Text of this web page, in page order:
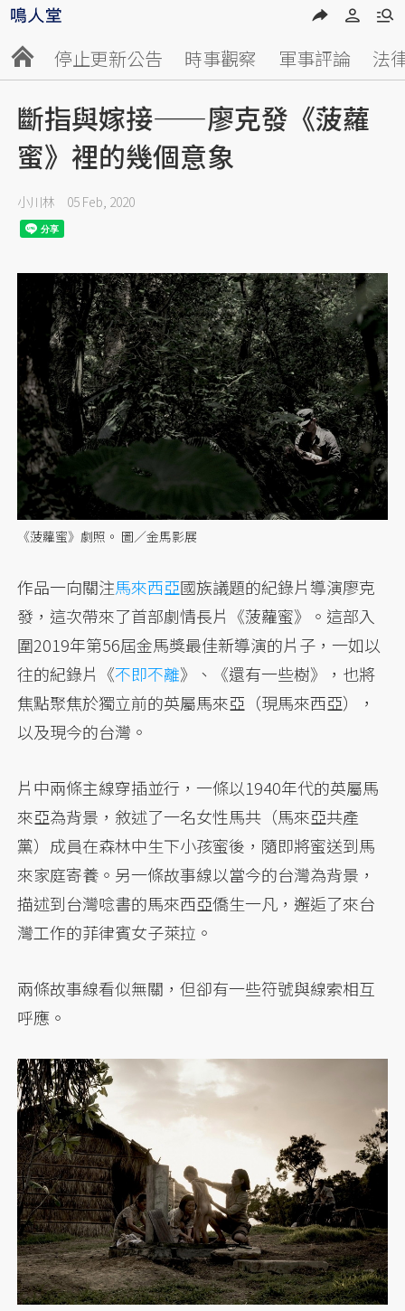
停止更新公告 時事觀察 軍事評論 法
斷指與嫁接——廖克發《菠蘿
蜜》裡的幾個意象
小川林 05 Feb, 2020
《菠蘿蜜》劇照。 圖／金馬影展
作品一向關注馬來西亞國族議題的紀錄片導演廖克
發，這次帶來了首部劇情長片《菠蘿蜜》。這部入
圍2019年第56屆金馬獎最佳新導演的片子，一如以
往的紀錄片《不即不離》、《還有一些樹》，也將
焦點聚焦於獨立前的英屬馬來亞（現馬來西亞），
以及現今的台灣。
片中兩條主線穿插並行，一條以1940年代的英屬馬
來亞為背景，敘述了一名女性馬共（馬來亞共產
黨）成員在森林中生下小孩蜜後，隨即將蜜送到馬
來家庭寄養。另一條故事線以當今的台灣為背景，
描述到台灣唸書的馬來西亞僑生一凡，邂逅了來台
灣工作的菲律賓女子萊拉。
兩條故事線看似無關，但卻有一些符號與線索相互
呼應。